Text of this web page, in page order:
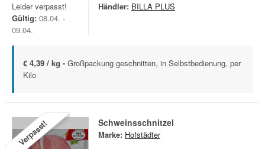
Leider verpasst!
Gültig: 08.04. -
09.04.
Händler: BILLA PLUS
€ 4,39 / kg - Großpackung geschnitten, in Selbstbedienung, per
Kilo
Verpasst! Schweinsschnitzel
Marke: Hofstädter